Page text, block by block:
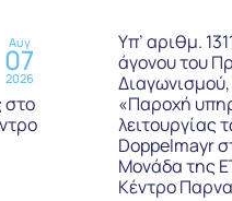
Αυγ
07
2026
για
στο
Υπ’ αριθμ.
άγονου του
«Παροχή
λειτουργίας
Doppelmayr
Μονάδα της
Κέντρο